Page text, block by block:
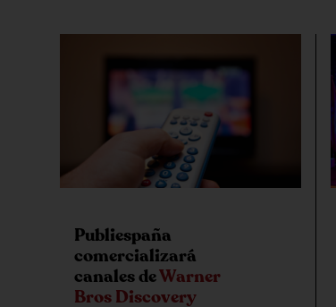
Publiespaña
comercializará
canales deWarner
Bros Discovery